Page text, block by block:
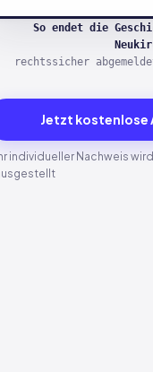
So endet die
rechtssicher
Jetzt kostenlose
individueller Nachweis